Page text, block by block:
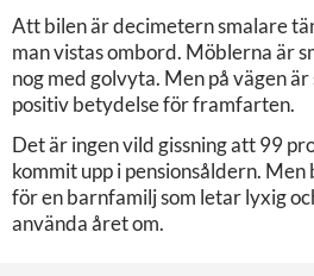
Att bilen är decimetern smalare
man vistas ombord. Möblerna är
nog med golvyta. Men på vägen
positiv betydelse för framfarten.
Det är ingen vild gissning att 99
kommit upp i pensionsåldern.
för en barnfamilj som letar lyxig
använda året om.